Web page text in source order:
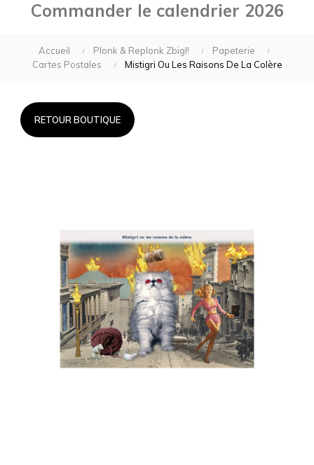
Commander le calendrier 2026
Accueil Plonk & Replonk Zbigl!
Papeterie
Cartes Postales
Mistigri Ou Les Raisons De La Colère
RETOUR BOUTIQUE